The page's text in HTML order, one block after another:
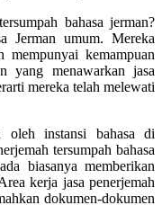
bahasa jerman?
Jerman umum. Mereka
mempunyai kemampuan
yang menawarkan jasa
mereka telah melewati
oleh instansi bahasa di
tersumpah bahasa
biasanya memberikan
kerja jasa penerjemah
dokumen-dokumen